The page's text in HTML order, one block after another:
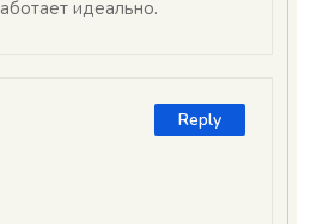
идеально.
Reply